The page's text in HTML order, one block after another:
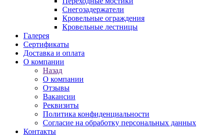
Снегозадержатели
Кровельные ограждения
Кровельные лестницы
Галерея
Сертификаты
Доставка и оплата
О компании
Назад
О компании
Отзывы
Вакансии
Реквизиты
Политика конфиденциальности
Согласие на обработку персональных данных
Контакты